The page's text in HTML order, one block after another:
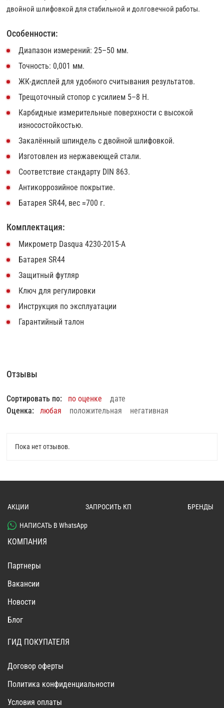
двойной шлифовкой для стабильной и долговечной работы.
Особенности:
Диапазон измерений: 25–50 мм.
Точность: 0,001 мм.
ЖК-дисплей для удобного считывания результатов.
Трещоточный стопор с усилием 5–8 Н.
Карбидные измерительные поверхности с высокой
износостойкостью.
Закалённый шпиндель с двойной шлифовкой.
Изготовлен из нержавеющей стали.
Соответствие стандарту DIN 863.
Антикоррозийное покрытие.
Батарея SR44, вес ≈700 г.
Комплектация:
Микрометр Dasqua 4230-2015-A
Батарея SR44
Защитный футляр
Ключ для регулировки
Инструкция по эксплуатации
Гарантийный талон
Отзывы
Сортировать по: по оценке
дате
Оценка:
любая положительная негативная
Пока нет отзывов.
АКЦИИ ЗАПРОСИТЬ КП БРЕНДЫ
НАПИСАТЬ В WhatsApp
КОМПАНИЯ
Партнеры
Вакансии
Новости
Блог
ГИД ПОКУПАТЕЛЯ
Договор оферты
Политика конфиденциальности
Условия оплаты